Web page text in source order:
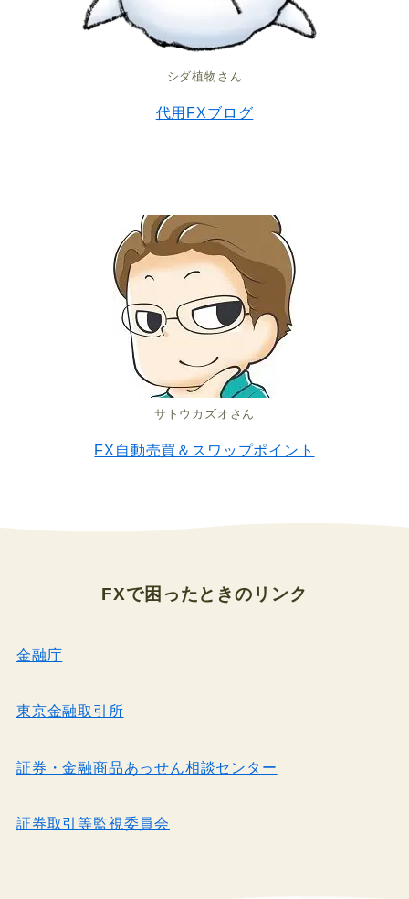
シダ植物さん
代用FXブログ
サトウカズオさん
FX自動売買＆スワップポイント
FXで困ったときのリンク
金融庁
東京金融取引所
証券・金融商品あっせん相談センター
証券取引等監視委員会